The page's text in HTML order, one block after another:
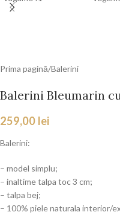
Prima pagină/Balerini
Balerini Bleumarin
259,00 lei
Balerini:
– model simplu;
– inaltime talpa toc 3 cm;
– talpa bej;
– 100% piele naturala interior/